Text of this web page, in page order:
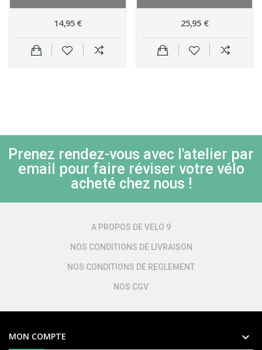
14,95 € 25,95 €
Prenez rendez-vous avec l'atelier par
email pour faire réviser votre vélo
acheté chez nous !
A PROPOS DE VELO 9
NOS CONDITIONS DE LIVRAISON
NOS CONDITIONS DE REGLEMENT
NOS CGV
MON COMPTE 